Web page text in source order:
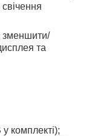
зменшити/
та
комплекті);